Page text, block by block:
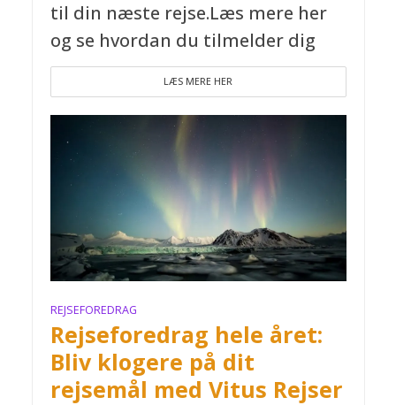
til din næste rejse.Læs mere her
og se hvordan du tilmelder dig
LÆS MERE HER
REJSEFOREDRAG
Rejseforedrag hele året:
Bliv klogere på dit
rejsemål med Vitus Rejser